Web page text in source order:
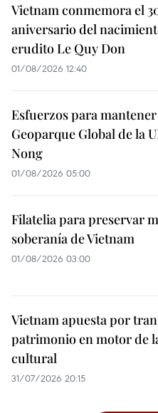
Vietnam conmemora el
aniversario del
erudito Le Quy Don
01/08/2026 12:40
Esfuerzos para
Geoparque Global de la
Nong
01/08/2026 05:00
Filatelia para preservar
soberanía de Vietnam
01/08/2026 03:00
Vietnam apuesta por
patrimonio en motor de
cultural
31/07/2026 20:15